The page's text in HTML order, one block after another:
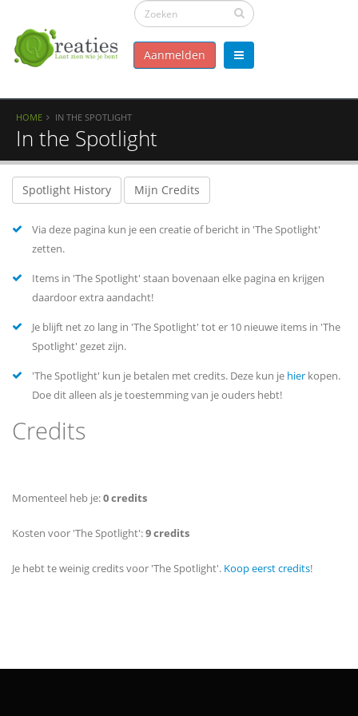
Aanmelden
HOME IN THE SPOTLIGHT
In the Spotlight
Spotlight History Mijn Credits
Via deze pagina kun je een creatie of bericht in 'The Spotlight'
zetten.
Items in 'The Spotlight' staan bovenaan elke pagina en krijgen
daardoor extra aandacht!
Je blijft net zo lang in 'The Spotlight' tot er 10 nieuwe items in 'The
Spotlight' gezet zijn.
'The Spotlight' kun je betalen met credits. Deze kun je hier kopen.
Doe dit alleen als je toestemming van je ouders hebt!
Credits
Momenteel heb je:0 credits
Kosten voor 'The Spotlight':9 credits
Je hebt te weinig credits voor 'The Spotlight'. Koop eerst credits!